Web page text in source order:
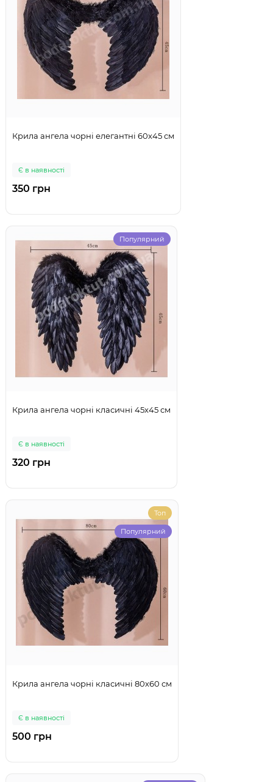
Крила ангела чорні елегантні 60х45 см
Є в наявності
350 грн
Популярний
Крила ангела чорні класичні 45х45 см
Є в наявності
320 грн
Топ
Популярний
Крила ангела чорні класичні 80х60 см
Є в наявності
500 грн